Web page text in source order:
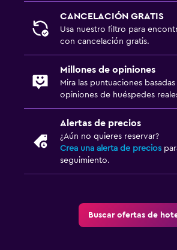
CANCELACIÓN GRATIS
Usa nuestro filtro para
con cancelación gratis.
Millones de opiniones
Mira las puntuaciones
opiniones de huéspedes
Alertas de precios
¿Aún no quieres reservar?
Crea una alerta de precios
seguimiento.
Buscar ofertas de